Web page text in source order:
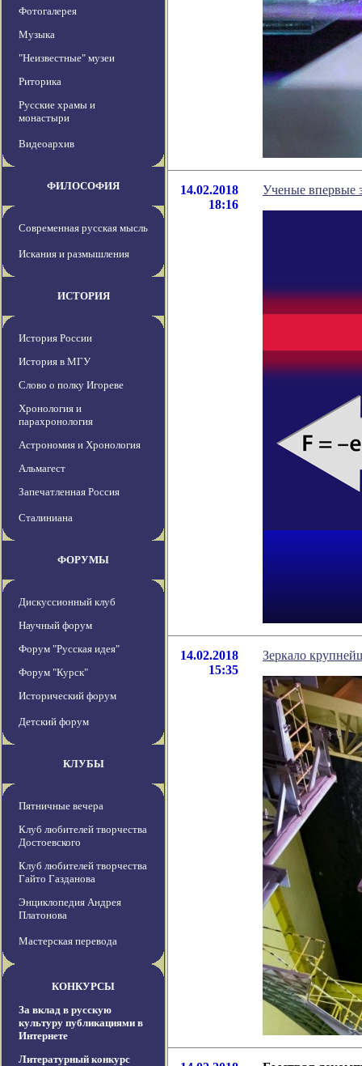
Фотогалерея
Музыка
"Неизвестные" музеи
Риторика
Русские храмы и
монастыри
Видеоархив
ФИЛОСОФИЯ
Современная русская мысль
Искания и размышления
ИСТОРИЯ
История России
История в МГУ
Слово о полку Игореве
Хронология и
парахронология
Астрономия и Хронология
Альмагест
Запечатленная Россия
Сталиниана
ФОРУМЫ
Дискуссионный клуб
Научный форум
Форум "Русская идея"
Форум "Курск"
Исторический форум
Детский форум
КЛУБЫ
Пятничные вечера
Клуб любителей творчества
Достоевского
Клуб любителей творчества
Гайто Газданова
Энциклопедия Андрея
Платонова
Мастерская перевода
КОНКУРСЫ
За вклад в русскую
культуру публикациями в
Интернете
Литературный конкурс
14.02.2018
18:16
Ученые впервые
14.02.2018
15:35
Зеркало